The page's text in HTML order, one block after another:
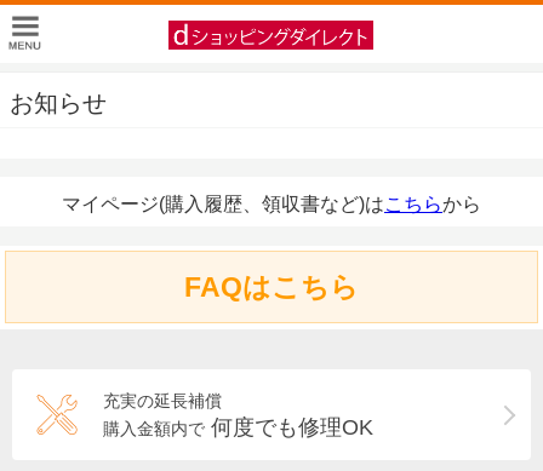
お知らせ
マイページ(購入履歴、領収書など)はこちらから
FAQはこちら
充実の延長補償
購入金額内で 何度でも修理OK